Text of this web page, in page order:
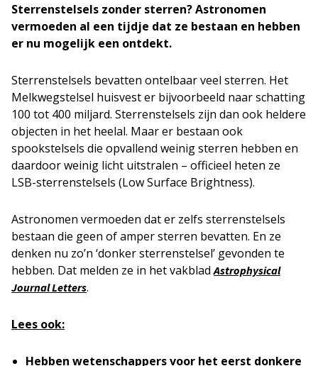
Sterrenstelsels zonder sterren? Astronomen
vermoeden al een tijdje dat ze bestaan en hebben
er nu mogelijk een ontdekt.
Sterrenstelsels bevatten ontelbaar veel sterren. Het
Melkwegstelsel huisvest er bijvoorbeeld naar schatting
100 tot 400 miljard. Sterrenstelsels zijn dan ook heldere
objecten in het heelal. Maar er bestaan ook
spookstelsels die opvallend weinig sterren hebben en
daardoor weinig licht uitstralen – officieel heten ze
LSB-sterrenstelsels (Low Surface Brightness).
Astronomen vermoeden dat er zelfs sterrenstelsels
bestaan die geen of amper sterren bevatten. En ze
denken nu zo’n ‘donker sterrenstelsel’ gevonden te
hebben. Dat melden ze in het vakbladAstrophysical
Journal Letters.
Lees ook:
Hebben wetenschappers voor het eerst donkere